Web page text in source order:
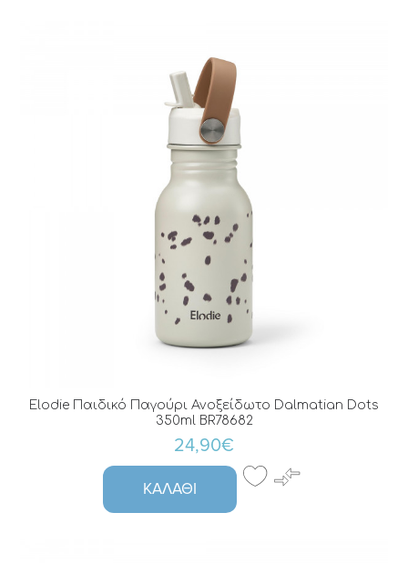
Elodie Παιδικό Παγούρι Ανοξείδωτο Dalmatian Dots
350ml BR78682
24,90€
ΚΑΛΆΘΙ